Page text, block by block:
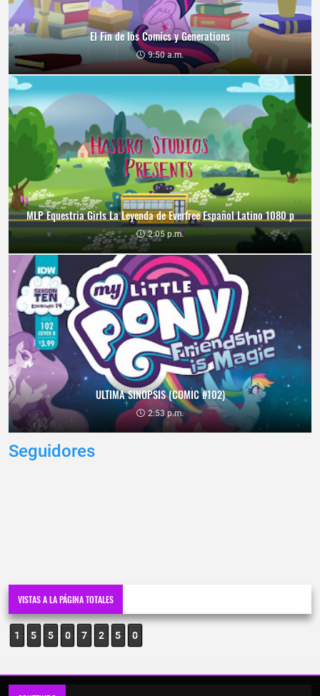
El Fin de los Comics y Generations
9:50 a.m.
MLP Equestria Girls La Leyenda de Everfree Español Latino 1080 p
2:05 p.m.
ULTIMA SINOPSIS (COMIC #102)
2:53 p.m.
Seguidores
VISTAS A LA PÁGINA TOTALES
1 5 5 0 7 2 5 0